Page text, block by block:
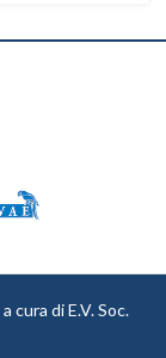
cura diE.V. Soc.